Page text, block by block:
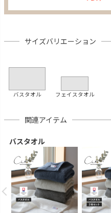
サイズバリエーション
バスタオル フェイスタオル
関連アイテム
バスタオル